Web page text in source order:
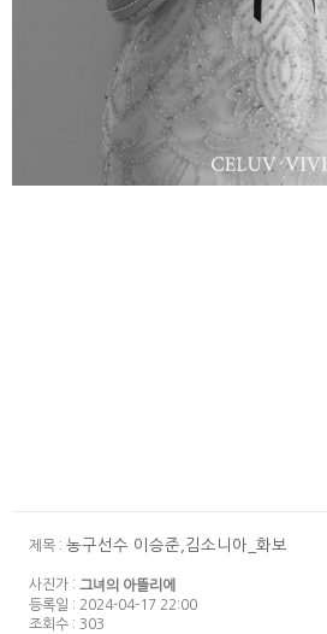
제목 : 농구선수 이승준,김소니아_화보
사진가 : 그녀의 아뜰리에
등록일 : 2024-04-17 22:00
조회수 : 303